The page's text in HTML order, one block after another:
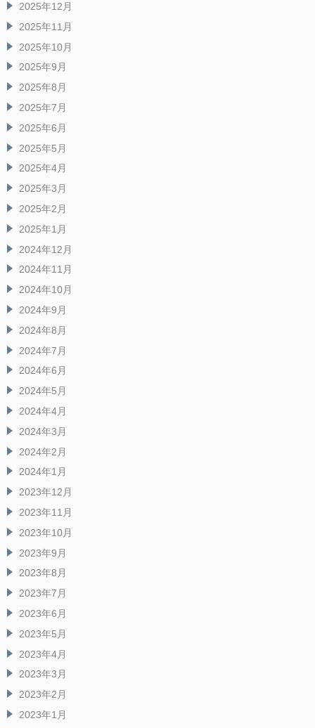
2025年12月
2025年11月
2025年10月
2025年9月
2025年8月
2025年7月
2025年6月
2025年5月
2025年4月
2025年3月
2025年2月
2025年1月
2024年12月
2024年11月
2024年10月
2024年9月
2024年8月
2024年7月
2024年6月
2024年5月
2024年4月
2024年3月
2024年2月
2024年1月
2023年12月
2023年11月
2023年10月
2023年9月
2023年8月
2023年7月
2023年6月
2023年5月
2023年4月
2023年3月
2023年2月
2023年1月